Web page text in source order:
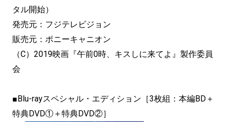
タル開始）
発売元：フジテレビジョン
販売元：ポニーキャニオン
（C）2019映画『午前0時、キスしに来てよ』製作委員
会
■Blu-rayスペシャル・エディション［3枚組：本編BD＋
特典DVD①＋特典DVD②］